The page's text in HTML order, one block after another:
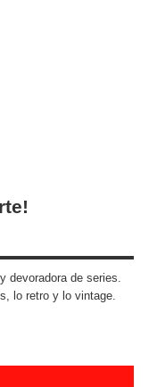
devoradora de series.
lo retro y lo vintage.